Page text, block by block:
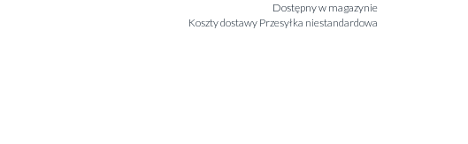
Dostępny w magazynie
Koszty dostawy Przesyłka niestandardowa